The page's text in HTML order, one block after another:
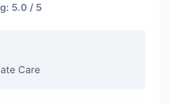
5.0 / 5
Care